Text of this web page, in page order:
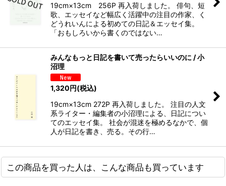
19cm×13cm 256P 再入荷しました。 俳句、短
歌、エッセイなど幅広く活躍中の注目の作家、く
どうれいんによる初めての日記＆エッセイ集。
「おもしろいから書くのではない…
みんなもっと日記を書いて売ったらいいのに / 小
沼理
1,320円(税込)
19cm×13cm 272P 再入荷しました。 注目の人文
系ライター・編集者の小沼理による、日記につい
てのエッセイ集。 社会が混迷を極めるなかで、個
人が日記を書き、売る。その行…
この商品を買った人は、こんな商品も買っています